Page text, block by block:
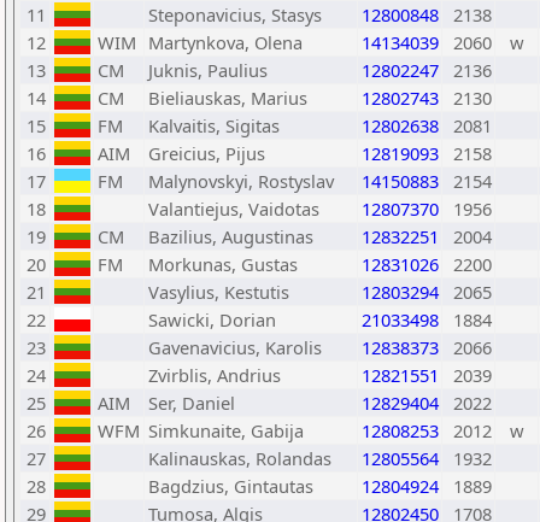
11
Steponavicius, Stasys 12800848 2138
12
WIM Martynkova, Olena 14134039 2060
w
13
CM Juknis, Paulius 12802247 2136
14
CM Bieliauskas, Marius 12802743 2130
15
FM Kalvaitis, Sigitas 12802638 2081
16
AIM Greicius, Pijus 12819093 2158
17
FM Malynovskyi, Rostyslav 14150883 2154
18
Valantiejus, Vaidotas 12807370
1956
19
CM Bazilius, Augustinas 12832251
2004
20
FM Morkunas, Gustas 12831026 2200
21
Vasylius, Kestutis 12803294 2065
22
Sawicki, Dorian 21033498
1884
23
Gavenavicius, Karolis 12838373 2066
24
Zvirblis, Andrius 12821551
2039
25
AIM Ser, Daniel 12829404 2022
26
WFM Simkunaite, Gabija 12808253 2012
w
27
Kalinauskas, Rolandas 12805564
1932
28
Bagdzius, Gintautas 12804924
1889
29
Tumosa, Algis 12802450
1708